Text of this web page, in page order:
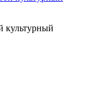
культурный